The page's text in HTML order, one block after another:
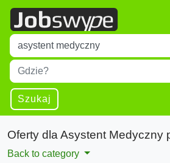
Title
Type 1 or more characters for results.
Miejscowość
Type 1 or more characters for results.
Szukaj
Oferty dla Asystent Medyczny
Back to category